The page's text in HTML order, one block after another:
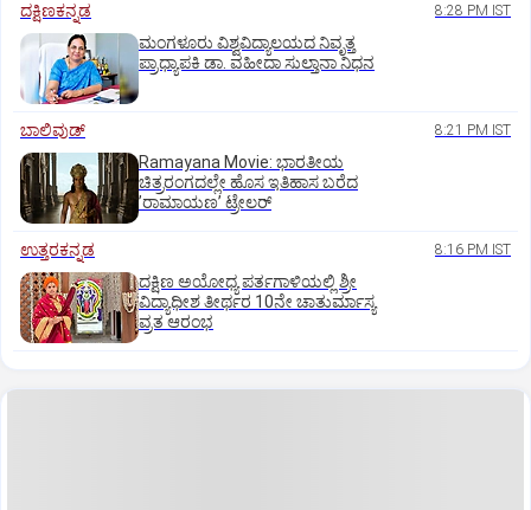
ದಕ್ಷಿಣಕನ್ನಡ 8:28 PM IST
ಮಂಗಳೂರು ವಿಶ್ವವಿದ್ಯಾಲಯದ ನಿವೃತ್ತ
ಪ್ರಾಧ್ಯಾಪಕಿ ಡಾ. ವಹೀದಾ ಸುಲ್ತಾನಾ ನಿಧನ
ಬಾಲಿವುಡ್‌ 8:21 PM IST
Ramayana Movie: ಭಾರತೀಯ
ಚಿತ್ರರಂಗದಲ್ಲೇ ಹೊಸ ಇತಿಹಾಸ ಬರೆದ
ʼರಾಮಾಯಣʼ ಟ್ರೇಲರ್
ಉತ್ತರಕನ್ನಡ 8:16 PM IST
ದಕ್ಷಿಣ ಅಯೋಧ್ಯ ಪರ್ತಗಾಳಿಯಲ್ಲಿ ಶ್ರೀ
ವಿದ್ಯಾಧೀಶ ತೀರ್ಥರ 10ನೇ ಚಾತುರ್ಮಾಸ್ಯ
ವ್ರತ ಆರಂಭ